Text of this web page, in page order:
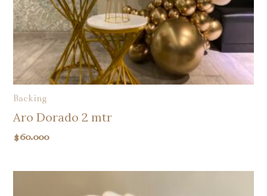
Backing
Aro Dorado 2 mtr
$60.000